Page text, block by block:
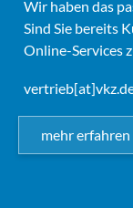
Wir haben das
Sind Sie bereits
Online-Services
mehr erfahren